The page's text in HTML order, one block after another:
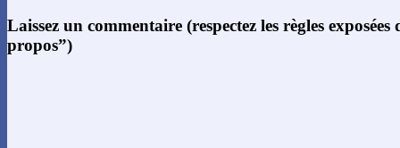
Laissez un commentaire (respectez les règles
propos”)